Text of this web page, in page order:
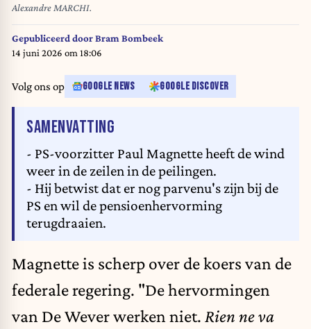
Alexandre MARCHI.
Gepubliceerd doorBram Bombeek
14 juni 2026 om 18:06
Volg ons op GOOGLE NEWS GOOGLE DISCOVER
SAMENVATTING
- PS-voorzitter Paul Magnette heeft de wind
weer in de zeilen in de peilingen.
- Hij betwist dat er nog parvenu's zijn bij de
PS en wil de pensioenhervorming
terugdraaien.
Magnette is scherp over de koers van de
federale regering. "De hervormingen
van De Wever werken niet. Rien ne va